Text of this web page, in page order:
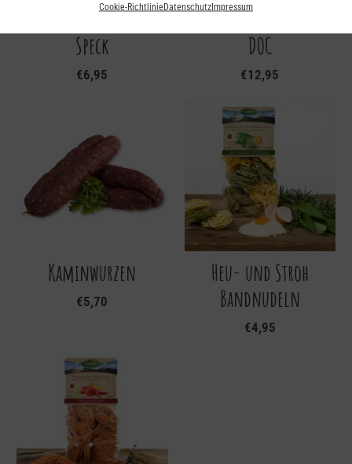
Cookie-RichtlinieDatenschutzImpressum
Amatriciana Sauce mit
Speck
€6,95
Terlan St. Magdalener
DOC
€12,95
Kaminwurzen
€5,70
Heu- und Stroh
Bandnudeln
€4,95